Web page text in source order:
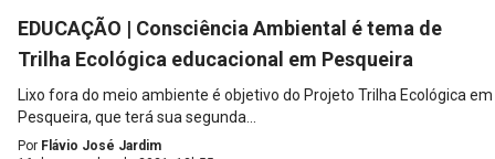
EDUCAÇÃO | Consciência Ambiental é tema de
Trilha Ecológica educacional em Pesqueira
Lixo fora do meio ambiente é objetivo do Projeto Trilha Ecológica em
Pesqueira, que terá sua segunda...
Por Flávio José Jardim